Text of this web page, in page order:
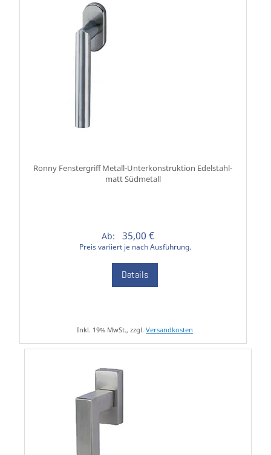
Ronny Fenstergriff Metall-Unterkonstruktion Edelstahl-
matt Südmetall
Ab: 35,00 €
Preis variiert je nach Ausführung.
Details
Inkl. 19% MwSt., zzgl.Versandkosten